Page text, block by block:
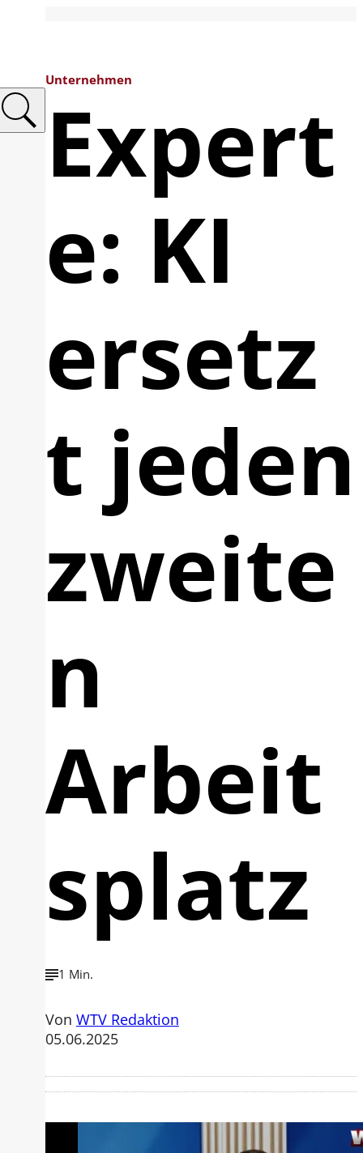
Unternehmen
Expert
e: KI
ersetz
t jeden
zweite
n
Arbeit
splatz
1 Min.
Von WTV Redaktion
05.06.2025